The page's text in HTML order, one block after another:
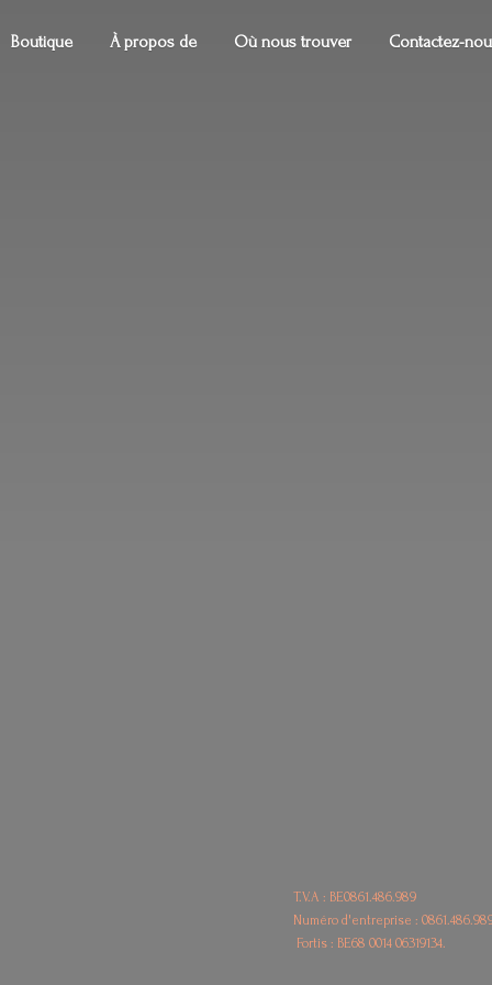
Boutique À propos de Où nous trouver Contactez-
T.V.A : BE0861.486.989
Numéro d'entreprise :
Fortis : BE68 0014 06319134.